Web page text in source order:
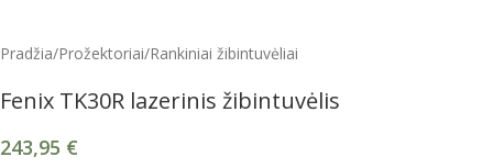
Pradžia/Prožektoriai/Rankiniai žibintuvėliai
Fenix TK30R lazerinis žibintuvėlis
243,95 €